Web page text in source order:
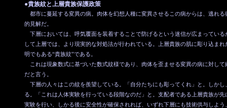
●貴族紋と上層貴族保護政策
都市に蔓延する変異の病。肉体を幻想人種に変異させるこの病からは、逃れる
的見解だ。
下層においては、呼気覆面を装着することで防げるという迷信が広まっている
して上層では、より現実的な対処法が行われている。上層貴族の肌に彫り込ま
明でもある“貴族紋”である。
これは現象数式に基づいた数式紋様であり、肉体を歪ませる変異の病に対して
だと言う。
下層の人々はこの紋を羨望している。「自分たちにも彫ってくれ」と。しかし
る。「これは人体実験を行っている段階なのだ」と。支配者である上層貴族が
実験を行い、しかる後に安全性が確保されれば、いずれ下層にも技術供与しよう